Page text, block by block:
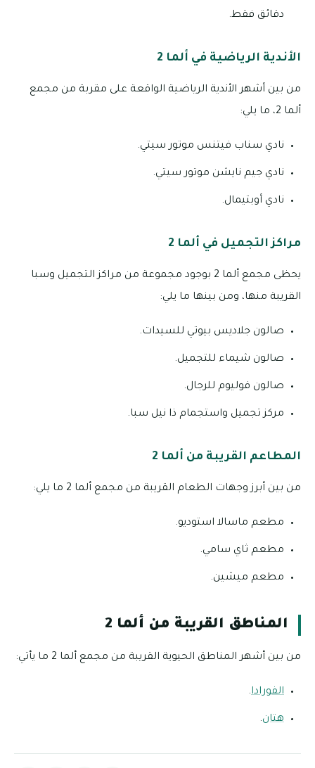
دقائق فقط.
الأندية الرياضية في ألما 2
من بين أشهر الأندية الرياضية الواقعة على مقربة من مجمع
ألما 2، ما يلي:
نادي سناب فيتنس موتور سيتي.
نادي جيم نايشن موتور سيتي.
نادي أوبتيمال.
مراكز التجميل في ألما 2
يحظى مجمع ألما 2 بوجود مجموعة من مراكز التجميل وسبا
القريبة منها، ومن بينها ما يلي:
صالون جلاديس بيوتي للسيدات.
صالون شيماء للتجميل.
صالون فوليوم للرجال.
مركز تجميل واستجمام ذا نيل سبا.
المطاعم القريبة من ألما 2
من بين أبرز وجهات الطعام القريبة من مجمع ألما 2 ما يلي:
مطعم ماسالا استوديو.
مطعم ثاي سامي.
مطعم ميشين.
المناطق القريبة من ألما 2
من بين أشهر المناطق الحيوية القريبة من مجمع ألما 2 ما يأتي:
الفورادا.
هتان.